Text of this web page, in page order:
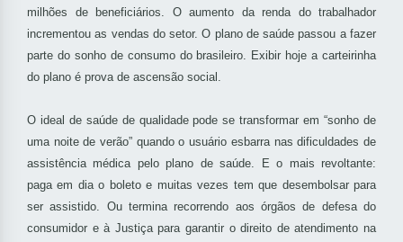
milhões de beneficiários. O aumento da renda do trabalhador
incrementou as vendas do setor. O plano de saúde passou a fazer
parte do sonho de consumo do brasileiro. Exibir hoje a carteirinha
do plano é prova de ascensão social.
O ideal de saúde de qualidade pode se transformar em “sonho de
uma noite de verão” quando o usuário esbarra nas dificuldades de
assistência médica pelo plano de saúde. E o mais revoltante:
paga em dia o boleto e muitas vezes tem que desembolsar para
ser assistido. Ou termina recorrendo aos órgãos de defesa do
consumidor e à Justiça para garantir o direito de atendimento na